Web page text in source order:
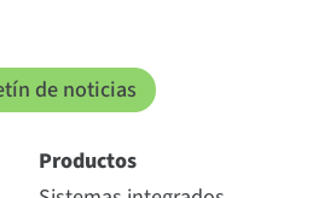
de noticias
Productos